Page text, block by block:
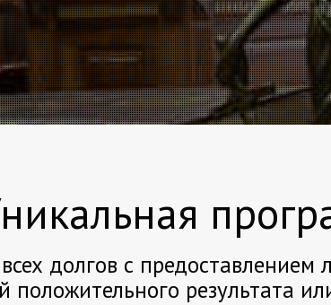
долгов с
положительного результата